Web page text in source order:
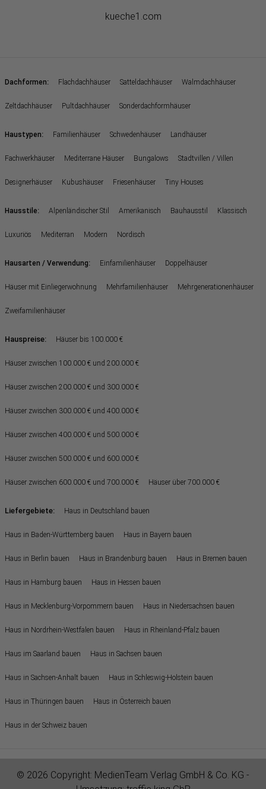
kueche1.com
Dachformen: Flachdachhäuser Satteldachhäuser Walmdachhäuser
Zeltdachhäuser Pultdachhäuser Sonderdachformhäuser
Haustypen: Familienhäuser Schwedenhäuser Landhäuser
Fachwerkhäuser Mediterrane Häuser Bungalows Stadtvillen / Villen
Designerhäuser Kubushäuser Friesenhäuser Tiny Houses
Hausstile: Alpenländischer Stil Amerikanisch Bauhausstil Klassisch
Luxuriös Mediterran Modern Nordisch
Hausarten / Verwendung: Einfamilienhäuser Doppelhäuser
Häuser mit Einliegerwohnung Mehrfamilienhäuser Mehrgenerationenhäuser
Zweifamilienhäuser
Hauspreise: Häuser bis 100.000 €
Häuser zwischen 100.000 € und 200.000 €
Häuser zwischen 200.000 € und 300.000 €
Häuser zwischen 300.000 € und 400.000 €
Häuser zwischen 400.000 € und 500.000 €
Häuser zwischen 500.000 € und 600.000 €
Häuser zwischen 600.000 € und 700.000 € Häuser über 700.000 €
Liefergebiete: Haus in Deutschland bauen
Haus in Baden-Württemberg bauen Haus in Bayern bauen
Haus in Berlin bauen Haus in Brandenburg bauen Haus in Bremen bauen
Haus in Hamburg bauen Haus in Hessen bauen
Haus in Mecklenburg-Vorpommern bauen Haus in Niedersachsen bauen
Haus in Nordrhein-Westfalen bauen Haus in Rheinland-Pfalz bauen
Haus im Saarland bauen Haus in Sachsen bauen
Haus in Sachsen-Anhalt bauen Haus in Schleswig-Holstein bauen
Haus in Thüringen bauen Haus in Österreich bauen
Haus in der Schweiz bauen
© 2026 Copyright: MedienTeam Verlag GmbH & Co. KG -